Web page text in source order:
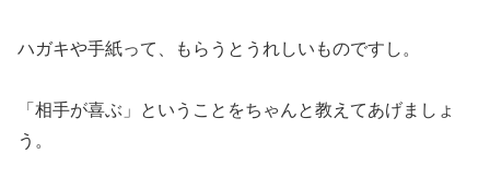
ハガキや手紙って、もらうとうれしいものですし。
「相手が喜ぶ」ということをちゃんと教えてあげましょ
う。